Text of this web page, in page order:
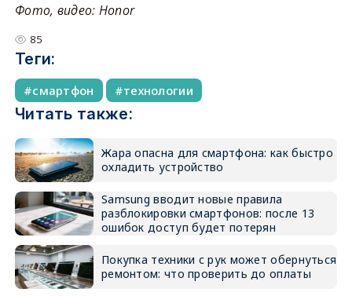
Фото, видео: Honor
85
Теги:
смартфон технологии
Читать также:
Жара опасна для смартфона: как быстро
охладить устройство
Samsung вводит новые правила
разблокировки смартфонов: после 13
ошибок доступ будет потерян
Покупка техники с рук может обернуться
ремонтом: что проверить до оплаты